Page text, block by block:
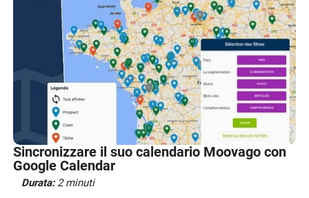
Sincronizzare il suo calendario Moovago con
Google Calendar
Durata: 2 minuti